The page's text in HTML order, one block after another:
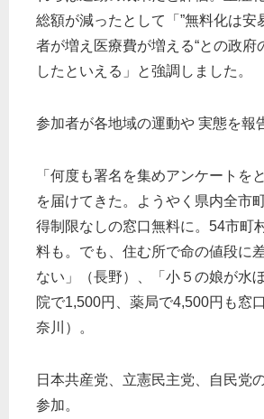
総額が減ったとして「”無料化は安
者が増え医療費が増える“との政府
したといえる」と強調しました。
参加者が各地域の運動や 実態を報
「何度も署名を集めアンケートを
を届けてきた。ようやく県内全市
得制限なしの窓口無料に。54市町
料も。でも、住む所で命の値段に
ない」（長野）、「小５の娘が水
院で1,500円、薬局で4,500円も窓
奈川）。
日本共産党、立憲民主党、自民党
参加。